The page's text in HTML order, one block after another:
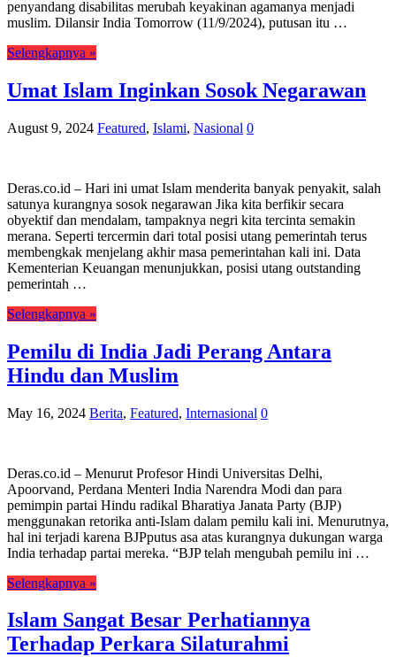
penyandang disabilitas merubah keyakinan agamanya menjadi
muslim. Dilansir India Tomorrow (11/9/2024), putusan itu …
Selengkapnya »
Umat Islam Inginkan Sosok Negarawan
August 9, 2024 Featured, Islami, Nasional 0
Deras.co.id – Hari ini umat Islam menderita banyak penyakit, salah
satunya kurangnya sosok negarawan Jika kita berfikir secara
obyektif dan mendalam, tampaknya negri kita tercinta semakin
merana. Seperti tercermin dari total posisi utang pemerintah terus
membengkak menjelang akhir masa pemerintahan kali ini. Data
Kementerian Keuangan menunjukkan, posisi utang outstanding
pemerintah …
Selengkapnya »
Pemilu di India Jadi Perang Antara
Hindu dan Muslim
May 16, 2024 Berita, Featured, Internasional 0
Deras.co.id – Menurut Profesor Hindi Universitas Delhi,
Apoorvand, Perdana Menteri India Narendra Modi dan para
pemimpin partai Hindu radikal Bharatiya Janata Party (BJP)
menggunakan retorika anti-Islam dalam pemilu kali ini. Menurutnya,
hal ini terjadi karena BJPputus asa atas kurangnya dukungan warga
India terhadap partai mereka. “BJP telah mengubah pemilu ini …
Selengkapnya »
Islam Sangat Besar Perhatiannya
Terhadap Perkara Silaturahmi